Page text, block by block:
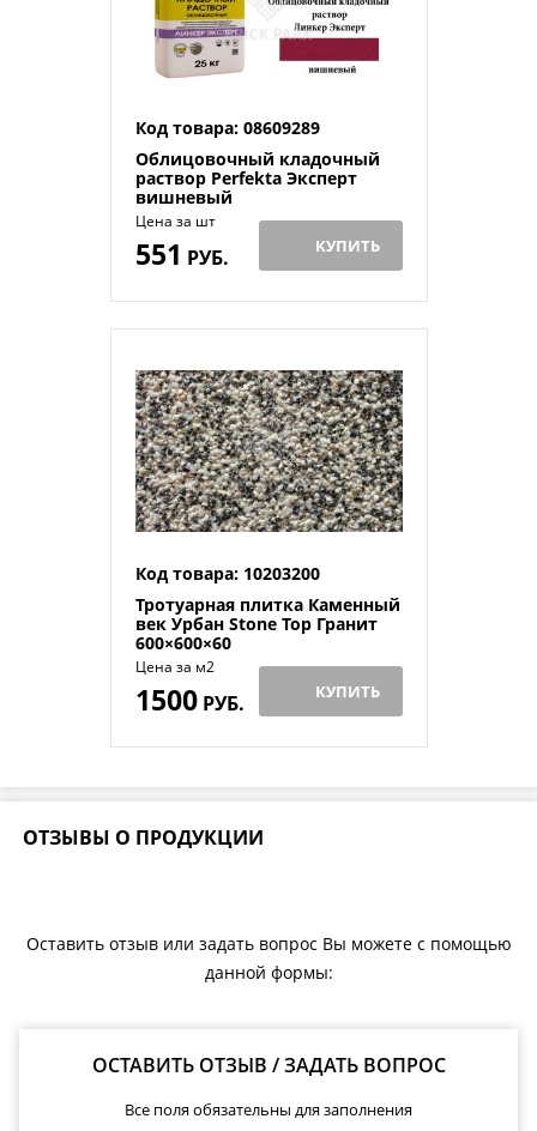
Код товара: 08609289
Облицовочный кладочный
раствор Perfekta Эксперт
вишневый
Цена за шт
551 РУБ. КУПИТЬ
Код товара: 10203200
Тротуарная плитка Каменный
век Урбан Stone Top Гранит
600×600×60
Цена за м2
1500РУБ. КУПИТЬ
ОТЗЫВЫ О ПРОДУКЦИИ
Оставить отзыв или задать вопрос Вы можете с помощью
данной формы:
ОСТАВИТЬ ОТЗЫВ / ЗАДАТЬ ВОПРОС
Все поля обязательны для заполнения